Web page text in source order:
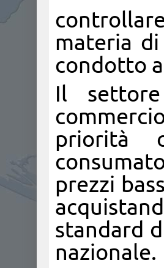
materia
condotto
Il
priorità
prezzi
standard
nazionale.